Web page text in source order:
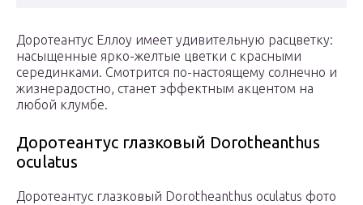
Доротеантус Еллоу имеет удивительную расцветку:
насыщенные ярко-желтые цветки с красными
серединками. Смотрится по-настоящему солнечно и
жизнерадостно, станет эффектным акцентом на
любой клумбе.
Доротеантус глазковый Dorotheanthus
oculatus
Доротеантус глазковый Dorotheanthus oculatus фото